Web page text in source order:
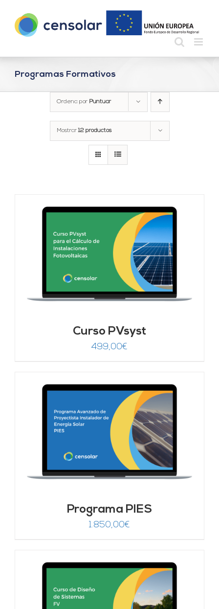
contenido
Programas Formativos
Ordena por Puntuar
Mostrar12 productos
Curso PVsyst
499,00€
Programa PIES
1.850,00€